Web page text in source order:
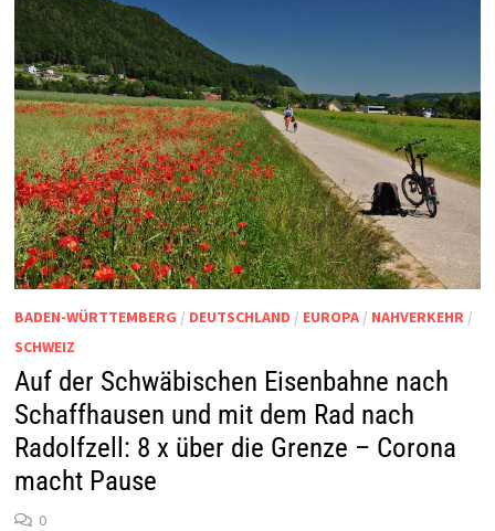
BADEN-WÜRTTEMBERG / DEUTSCHLAND / EUROPA/ NAHVERKEHR /
SCHWEIZ
Auf der Schwäbischen Eisenbahne nach
Schaffhausen und mit dem Rad nach
Radolfzell: 8 x über die Grenze – Corona
macht Pause
0